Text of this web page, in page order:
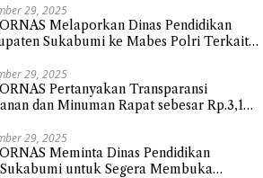
29, 2025
Melaporkan Dinas Pendidikan
Sukabumi ke Mabes Polri Terkait
2024
29, 2025
Pertanyakan Transparansi
dan Minuman Rapat sebesar Rp.3,1
29, 2025
Meminta Dinas Pendidikan
untuk Segera Membuka